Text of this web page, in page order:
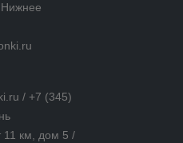
/ +7 (345)
11 км, дом 5 /